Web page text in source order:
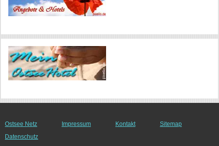
Ostsee Netz Impressum Kontakt
Sitemap
Datenschutz